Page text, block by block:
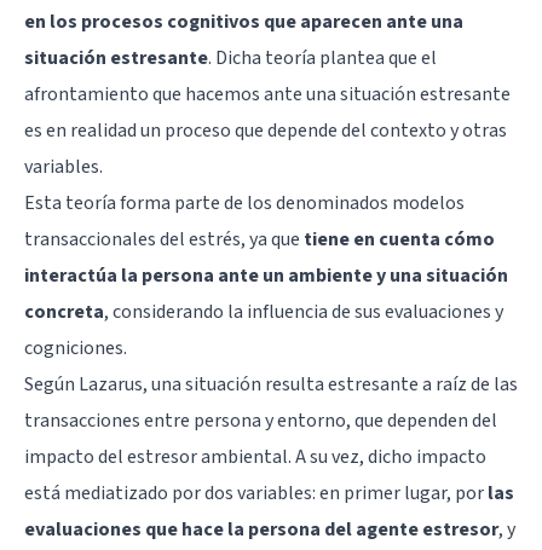
en los procesos cognitivos que aparecen ante una
situación estresante. Dicha teoría plantea que el
afrontamiento que hacemos ante una situación estresante
es en realidad un proceso que depende del contexto y otras
variables.
Esta teoría forma parte de los denominados modelos
transaccionales del estrés, ya que tiene en cuenta cómo
interactúa la persona ante un ambiente y una situación
concreta, considerando la influencia de sus evaluaciones y
cogniciones.
Según Lazarus, una situación resulta estresante a raíz de las
transacciones entre persona y entorno, que dependen del
impacto del estresor ambiental. A su vez, dicho impacto
está mediatizado por dos variables: en primer lugar, porlas
evaluaciones que hace la persona del agente estresor, y